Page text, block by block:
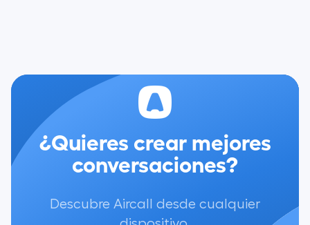
¿Quieres crear mejores
conversaciones?
Descubre Aircall desde cualquier